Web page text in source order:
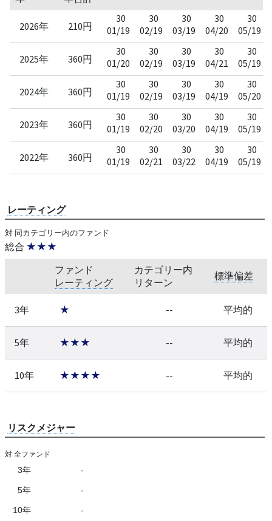
2026年 210円
30
01/19
30
02/19
30
03/19
30
04/20
30
05/19
2025年 360円
30
01/20
30
02/19
30
03/19
30
04/21
30
05/19
2024年 360円
30
01/19
30
02/19
30
03/19
30
04/19
30
05/20
2023年 360円
30
01/19
30
02/20
30
03/20
30
04/19
30
05/19
2022年 360円
30
01/19
30
02/21
30
03/22
30
04/19
30
05/19
レーティング
対 同カテゴリー内のファンド
総合 ★★★
ファンド
レーティング
カテゴリー内
リターン
標準偏差
3年 ★ -- 平均的
5年 ★★★ -- 平均的
10年 ★★★★ -- 平均的
リスクメジャー
対 全ファンド
3年 -
5年 -
10年 -